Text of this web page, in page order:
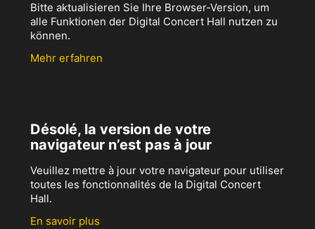
Bitte aktualisieren Sie Ihre Browser-Version, um
alle Funktionen der Digital Concert Hall nutzen zu
können.
Mehr erfahren
Désolé, la version de votre
navigateur n’est pas à jour
Veuillez mettre à jour votre navigateur pour utiliser
toutes les fonctionnalités de la Digital Concert
Hall.
En savoir plus